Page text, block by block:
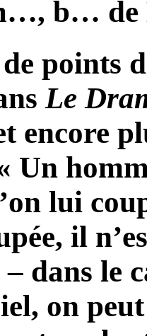
b…
points
Le
encore
Un
lui
il
dans le
on